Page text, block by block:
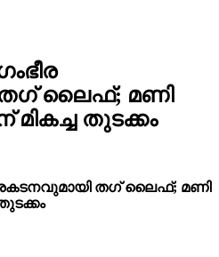
തഗ് ലൈഫ്; മണി
മികച്ച തുടക്കം
തഗ് ലൈഫ്; മണി